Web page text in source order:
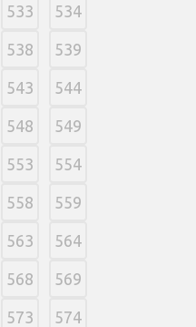
533 534
538 539
543 544
548 549
553 554
558 559
563 564
568 569
573 574